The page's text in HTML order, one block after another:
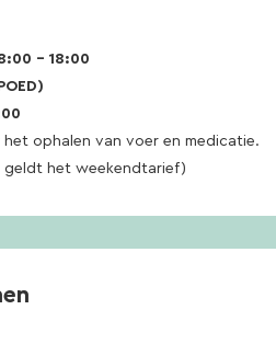
– 18:00
ophalen van voer en medicatie.
geldt het weekendtarief)